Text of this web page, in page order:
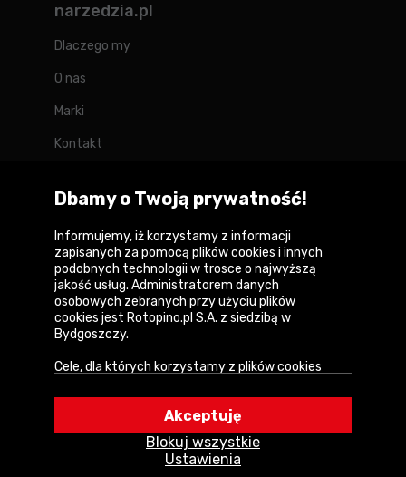
narzedzia.pl
Dlaczego my
O nas
Marki
Kontakt
Forum
Copyright © 2026
Polityka prywatności i zasady korzystania z
serwisu
Informacja o plikach cookies
Dbamy o Twoją prywatność!
Informujemy, iż korzystamy z informacji
zapisanych za pomocą plików cookies i innych
podobnych technologii w trosce o najwyższą
jakość usług. Administratorem danych
osobowych zebranych przy użyciu plików
cookies jest Rotopino.pl S.A. z siedzibą w
Bydgoszczy.
Cele, dla których korzystamy z plików cookies
• Uwierzytelnienie użytkowników w serwisie,
• Optymalizowanie wydajności i szybkości
działania serwisu i usług,Ustawienia
Blokuj wszystkie
Akceptuję